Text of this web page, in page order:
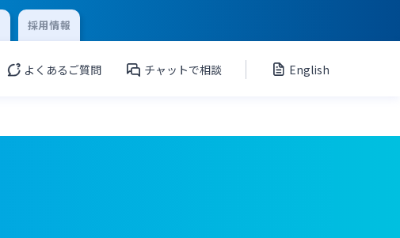
採用情報
よくあるご質問 チャットで相談 English